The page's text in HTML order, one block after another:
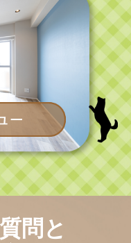
問と